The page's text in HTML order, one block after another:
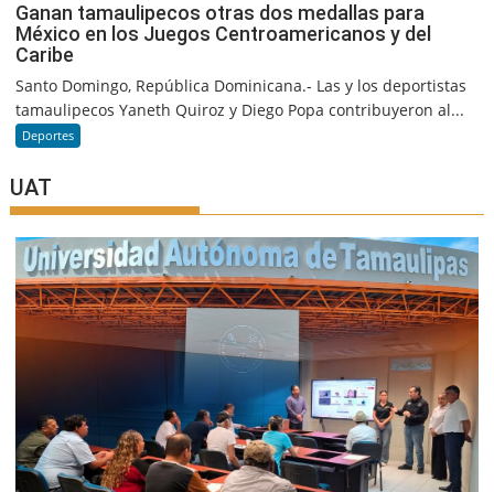
Ganan tamaulipecos otras dos medallas para
México en los Juegos Centroamericanos y del
Caribe
Santo Domingo, República Dominicana.- Las y los deportistas
tamaulipecos Yaneth Quiroz y Diego Popa contribuyeron al...
Deportes
UAT